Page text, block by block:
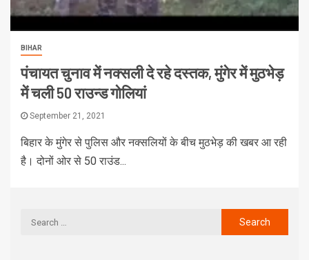
BIHAR
पंचायत चुनाव में नक्सली दे रहे दस्तक, मुंगेर में मुठभेड़
में चली 50 राउन्ड गोलियां
September 21, 2021
बिहार के मुंगेर से पुलिस और नक्सलियों के बीच मुठभेड़ की खबर आ रही
है। दोनों ओर से 50 राउंड...